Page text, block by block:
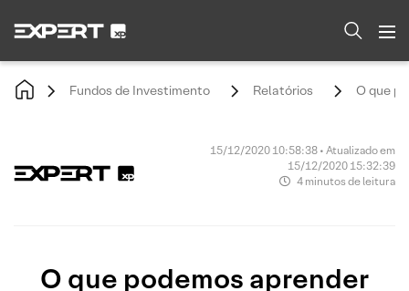
Fundos de Investimento Relatórios O que
15/12/2020 10:58:38 • Atualizado em
15/12/2020 15:32:39
4 minutos de leitura
O que podemos aprender